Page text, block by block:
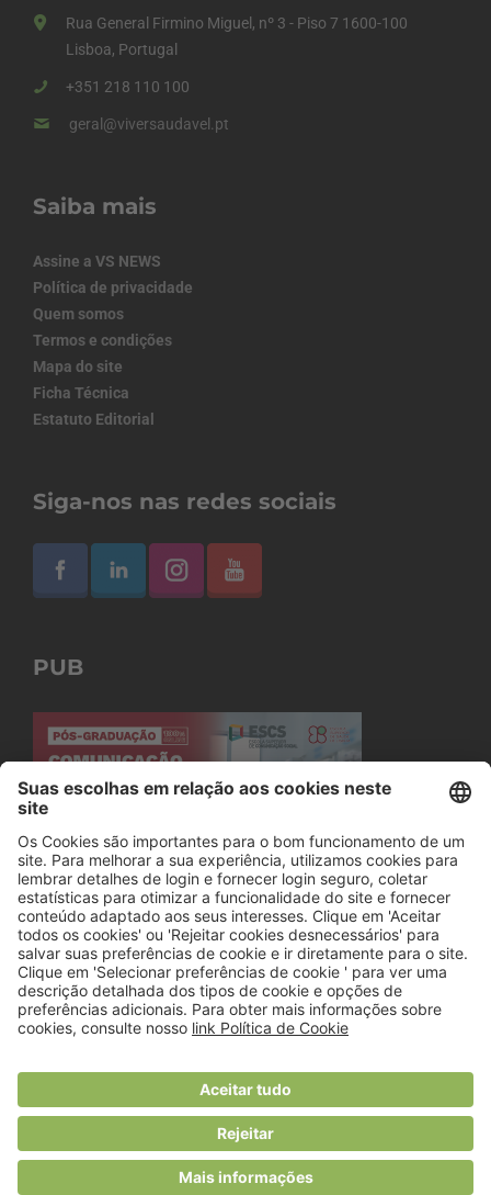
Rua General Firmino Miguel, nº 3 - Piso 7 1600-100
Lisboa, Portugal
+351 218 110 100
geral@viversaudavel.pt
Saiba mais
Assine a VS NEWS
Política de privacidade
Quem somos
Termos e condições
Mapa do site
Ficha Técnica
Estatuto Editorial
Siga-nos nas redes sociais
PUB
© 2018 Viver Saudável
O portal dos profissionais de nutrição